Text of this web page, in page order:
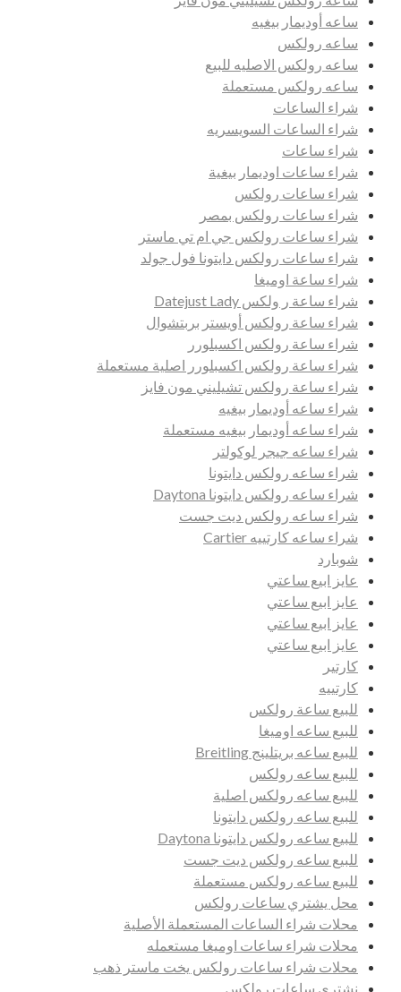
ساعه أوديمار بيغيه
ساعه رولكس
ساعه رولكس الاصليه للبيع
ساعه رولكس مستعملة
شراء الساعات
شراء الساعات السويسريه
شراء ساعات
شراء ساعات اوديمار بيغية
شراء ساعات رولكس
شراء ساعات رولكس بمصر
شراء ساعات رولكس جي ام تي ماستر
شراء ساعات رولكس دايتونا فول جولد
شراء ساعة اوميغا
شراء ساعة ر ولكس Datejust Lady
شراء ساعة رولكس أويستر بربتشوال
شراء ساعة رولكس اكسبلورر
شراء ساعة رولكس اكسبلورر اصلية مستعملة
شراء ساعة رولكس تشيليني مون فايز
شراء ساعه أوديمار بيغيه
شراء ساعه أوديمار بيغيه مستعملة
شراء ساعه جيجر لوكولتر
شراء ساعه رولكس دايتونا
شراء ساعه رولكس دايتونا Daytona
شراء ساعه رولكس ديت جست
شراء ساعه كارتييه Cartier
شوبارد
عايز ابيع ساعتي
عايز ابيع ساعتي
عايز ابيع ساعتي
عايز ابيع ساعتي
كارتير
كارتييه
للبيع ساعة رولكس
للبيع ساعه اوميغا
للبيع ساعه بريتلينج Breitling
للبيع ساعه رولكس
للبيع ساعه رولكس اصلية
للبيع ساعه رولكس دايتونا
للبيع ساعه رولكس دايتونا Daytona
للبيع ساعه رولكس ديت جست
للبيع ساعه رولكس مستعملة
محل يشتري ساعات رولكس
محلات شراء الساعات المستعملة الأصلية
محلات شراء ساعات اوميغا مستعمله
محلات شراء ساعات رولكس يخت ماستر ذهب
نشتري ساعات رولكس